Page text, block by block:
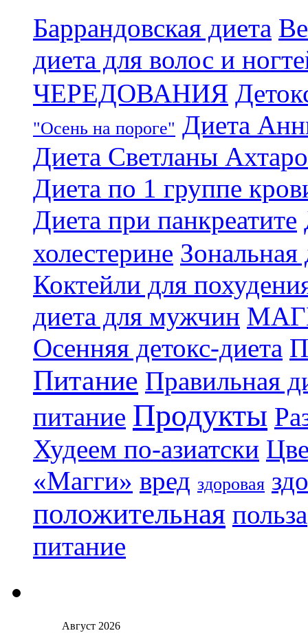
Баррандовская диета
диета для волос и
ЧЕРЕДОВАНИЯ
"Осень на пороге" Диета
Диета Светланы
Диета по 1 группе
Диета при панкреатите
холестерине Зональная
Коктейли для
диета для мужчин
Осенняя детокс-диета
Питание Правильная
питание Продукты
Худеем по-азиатски
«Магги» вред здоровая
положительная польза
питание
Август 2026